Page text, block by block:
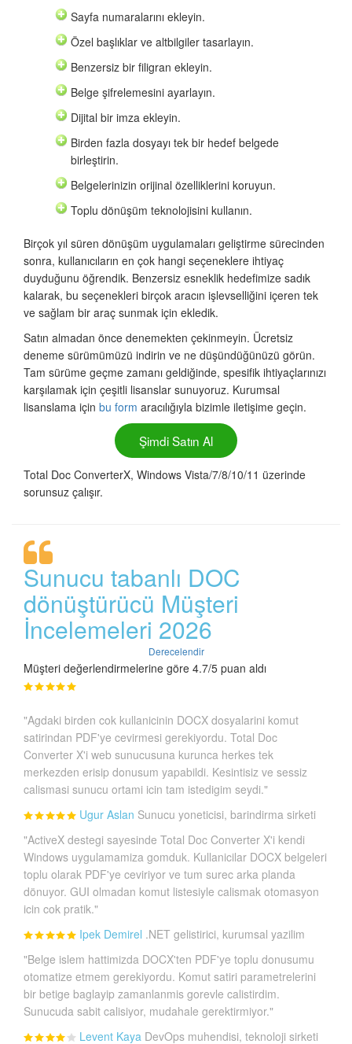
Sayfa numaralarını ekleyin.
Özel başlıklar ve altbilgiler tasarlayın.
Benzersiz bir filigran ekleyin.
Belge şifrelemesini ayarlayın.
Dijital bir imza ekleyin.
Birden fazla dosyayı tek bir hedef belgede
birleştirin.
Belgelerinizin orijinal özelliklerini koruyun.
Toplu dönüşüm teknolojisini kullanın.
Birçok yıl süren dönüşüm uygulamaları geliştirme sürecinden
sonra, kullanıcıların en çok hangi seçeneklere ihtiyaç
duyduğunu öğrendik. Benzersiz esneklik hedefimize sadık
kalarak, bu seçenekleri birçok aracın işlevselliğini içeren tek
ve sağlam bir araç sunmak için ekledik.
Satın almadan önce denemekten çekinmeyin. Ücretsiz
deneme sürümümüzü indirin ve ne düşündüğünüzü görün.
Tam sürüme geçme zamanı geldiğinde, spesifik ihtiyaçlarınızı
karşılamak için çeşitli lisanslar sunuyoruz. Kurumsal
lisanslama için bu form aracılığıyla bizimle iletişime geçin.
Şimdi Satın Al
Total Doc ConverterX, Windows Vista/7/8/10/11 üzerinde
sorunsuz çalışır.
Sunucu tabanlı DOC
dönüştürücü Müşteri
İncelemeleri 2026
Derecelendir
Müşteri değerlendirmelerine göre 4.7/5 puan aldı
"Agdaki birden cok kullanicinin DOCX dosyalarini komut
satirindan PDF'ye cevirmesi gerekiyordu. Total Doc
Converter X'i web sunucusuna kurunca herkes tek
merkezden erisip donusum yapabildi. Kesintisiz ve sessiz
calismasi sunucu ortami icin tam istedigim seydi."
Ugur Aslan Sunucu yoneticisi, barindirma sirketi
"ActiveX destegi sayesinde Total Doc Converter X'i kendi
Windows uygulamamiza gomduk. Kullanicilar DOCX belgeleri
toplu olarak PDF'ye ceviriyor ve tum surec arka planda
dönuyor. GUI olmadan komut listesiyle calismak otomasyon
icin cok pratik."
Ipek Demirel .NET gelistirici, kurumsal yazilim
"Belge islem hattimizda DOCX'ten PDF'ye toplu donusumu
otomatize etmem gerekiyordu. Komut satiri parametrelerini
bir betige baglayip zamanlanmis gorevle calistirdim.
Sunucuda sabit calisiyor, mudahale gerektirmiyor."
Levent Kaya DevOps muhendisi, teknoloji sirketi